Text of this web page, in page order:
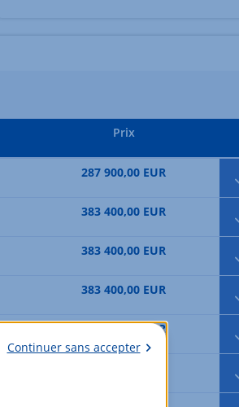
Prix
287 900,00 EUR
383 400,00 EUR
383 400,00 EUR
383 400,00 EUR
385 400,00 EUR
Continuer sans accepter